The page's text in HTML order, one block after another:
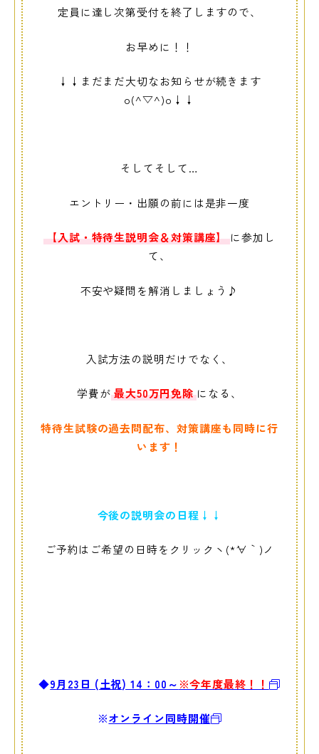
定員に達し次第受付を終了しますので、
お早めに！！
↓↓まだまだ大切なお知らせが続きます
o(^▽^)o↓↓
そしてそして…
エントリー・出願の前には是非一度
【入試・特待生説明会＆対策講座】 に参加し
て、
不安や疑問を解消しましょう♪
入試方法の説明だけでなく、
学費が 最大50万円免除 になる、
特待生試験の過去問配布、対策講座も同時に行
います！
今後の説明会の日程↓↓
ご予約はご希望の日時をクリックヽ(*´∀｀)ノ
◆9月23 日 (土祝) 14：00～ ※今年度最終！！
※オンライン同時開催